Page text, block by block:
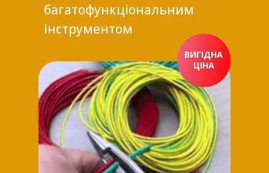
ПРИДБАТИ ЗАРАЗ
багатофункціональним
інструментом
ВИГІДНА
ЦІНА